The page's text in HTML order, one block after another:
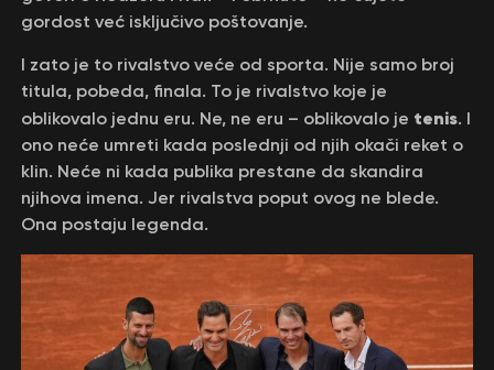
gordost već isključivo poštovanje.
I zato je to rivalstvo veće od sporta. Nije samo broj
titula, pobeda, finala. To je rivalstvo koje je
oblikovalo jednu eru. Ne, ne eru – oblikovalo je tenis. I
ono neće umreti kada poslednji od njih okači reket o
klin. Neće ni kada publika prestane da skandira
njihova imena. Jer rivalstva poput ovog ne blede.
Ona postaju legenda.